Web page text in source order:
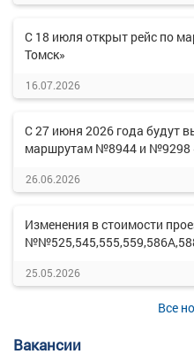
С 18 июля открыт рейс по
Томск»
16.07.2026
С 27 июня 2026 года будут
маршрутам №8944 и №9298
26.06.2026
Изменения в стоимости
25.05.2026
Все
Вакансии